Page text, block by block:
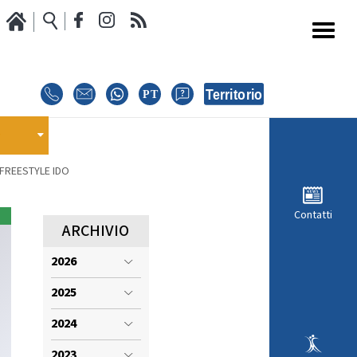
Contatti
IDO
MODULISTICA RICHIESTA COMPETIZIONI
ISCRIZIONE COMPETIZIONI
INTERNAZIONALI
REGOLAMENTI E COMUNICAZIONI
ARCHIVIO
2026
2025
2024